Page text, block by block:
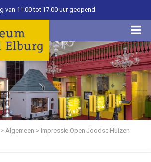
van 11.00 tot 17.00 uur geopend
> Algemeen > Impressie Open Joodse Huizen